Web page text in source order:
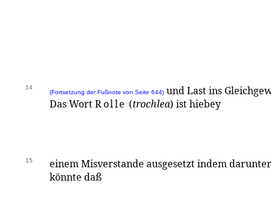
14
(Fortsetzung der Fußnote von Seite 644) und Last ins
Das WortRolle (trochlea) ist hiebey
15
einem Misverstande ausgesetzt indem
könnte daß